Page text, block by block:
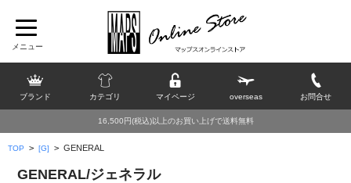
ブランド カテゴリ マイページ overseas お問合せ
16,500円(税込)以上のお買い上げで送料無料
TOP > [G] > GENERAL
GENERAL/ジェネラル